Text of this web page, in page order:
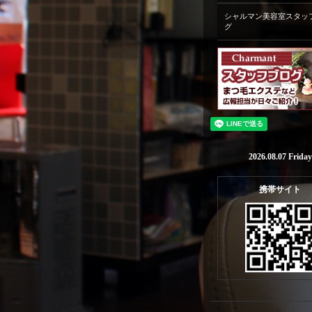
シャルマン美容室スタッ
グ
2026.08.07 Friday
携帯サイト